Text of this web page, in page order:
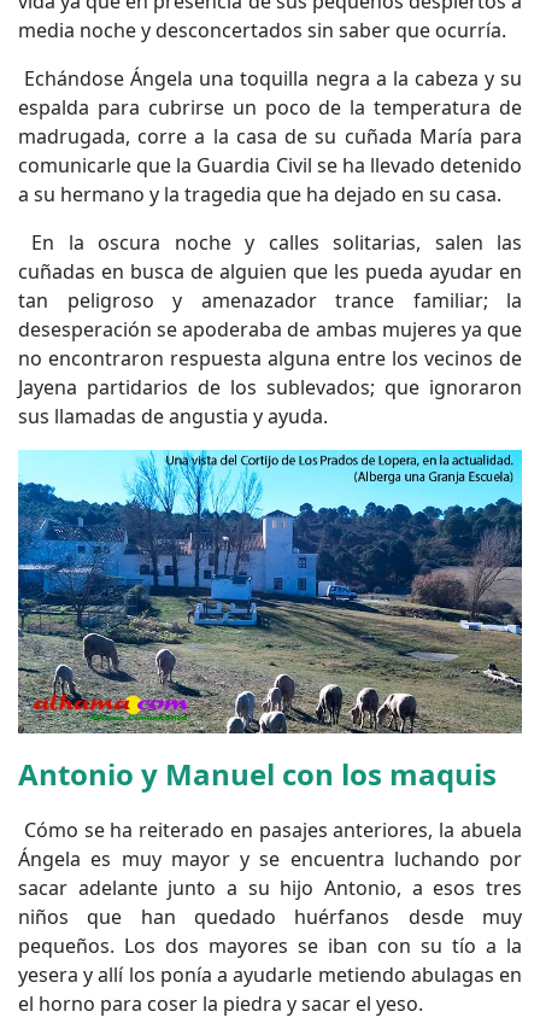
media noche y desconcertados sin saber que ocurría.
Echándose Ángela una toquilla negra a la cabeza y su
espalda para cubrirse un poco de la temperatura de
madrugada, corre a la casa de su cuñada María para
comunicarle que la Guardia Civil se ha llevado detenido
a su hermano y la tragedia que ha dejado en su casa.
En la oscura noche y calles solitarias, salen las
cuñadas en busca de alguien que les pueda ayudar en
tan peligroso y amenazador trance familiar; la
desesperación se apoderaba de ambas mujeres ya que
no encontraron respuesta alguna entre los vecinos de
Jayena partidarios de los sublevados; que ignoraron
sus llamadas de angustia y ayuda.
Antonio y Manuel con los maquis
Cómo se ha reiterado en pasajes anteriores, la abuela
Ángela es muy mayor y se encuentra luchando por
sacar adelante junto a su hijo Antonio, a esos tres
niños que han quedado huérfanos desde muy
pequeños. Los dos mayores se iban con su tío a la
yesera y allí los ponía a ayudarle metiendo abulagas en
el horno para coser la piedra y sacar el yeso.